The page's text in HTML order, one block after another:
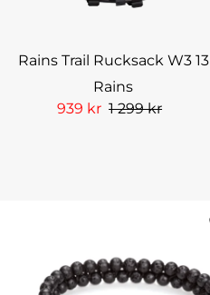
Rains Trail Rucksack W3 13
Rains
939 kr 1 299 kr